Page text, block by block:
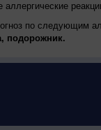
по следующим
подорожник.